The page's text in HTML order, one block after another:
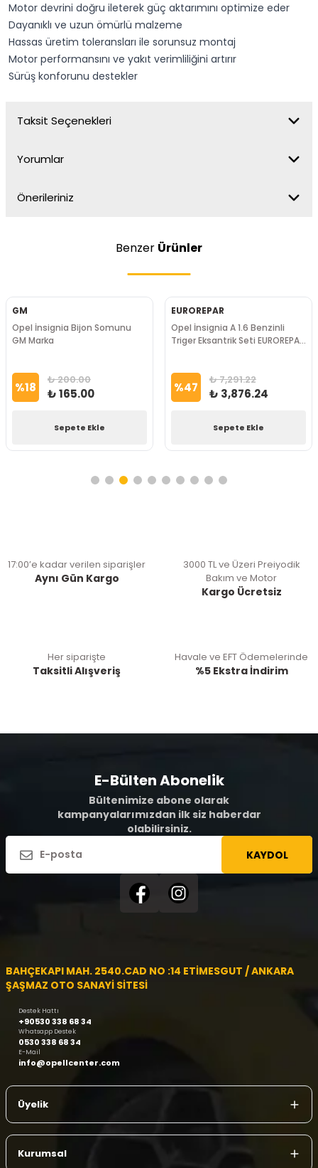
Motor devrini doğru ileterek güç aktarımını optimize eder
Dayanıklı ve uzun ömürlü malzeme
Hassas üretim toleransları ile sorunsuz montaj
Motor performansını ve yakıt verimliliğini artırır
Sürüş konforunu destekler
Taksit Seçenekleri
Yorumlar
Önerileriniz
Benzer Ürünler
GM
Opel İnsignia Bijon Somunu
GM Marka
%18 ₺ 200.00
₺ 165.00
Sepete Ekle
EUROREPAR
Opel İnsignia A 1.6 Benzinli
Triger Eksantrik Seti EUROREPAR
%47 ₺ 7,291.22
₺ 3,876.24
Sepete Ekle
17:00’e kadar verilen siparişler
Aynı Gün Kargo
3000 TL ve Üzeri Preiyodik
Bakım ve Motor
Kargo Ücretsiz
Her siparişte
Taksitli Alışveriş
Havale ve EFT Ödemelerinde
%5 Ekstra İndirim
E-Bülten Abonelik
Bültenimize abone olarak
kampanyalarımızdan ilk siz haberdar
olabilirsiniz.
KAYDOL
BAHÇEKAPI MAH. 2540.CAD NO :14 ETİMESGUT / ANKARA
ŞAŞMAZ OTO SANAYİ SİTESİ
Destek Hattı
+90530 338 68 34
Whatsapp Destek
0530 338 68 34
E-Mail
info@opellcenter.com
Üyelik
Kurumsal